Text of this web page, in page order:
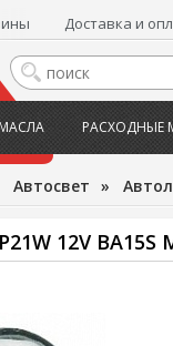
Доставка и
РАСХОДНЫЕ
Автосвет »
12V